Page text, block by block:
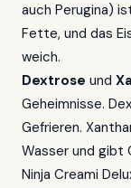
auch Perugina)
Fette, und das
weich.
Dextrose und
Geheimnisse.
Gefrieren.
Wasser und gibt
Ninja Creami